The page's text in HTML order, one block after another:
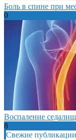
Боль в спине при
0
Воспаление
8
Свежие публикации